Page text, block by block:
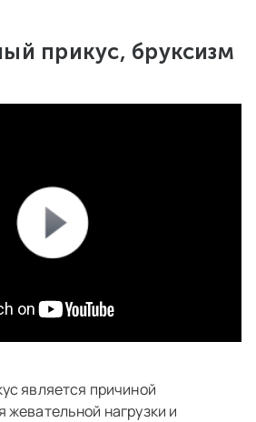
прикус, бруксизм
является причиной
нагрузки и